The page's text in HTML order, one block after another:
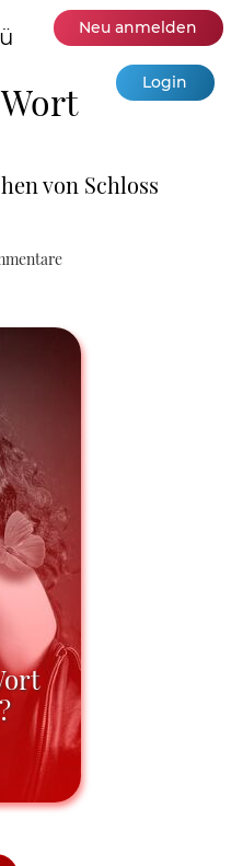
Neu anmelden
Login
von Schloss